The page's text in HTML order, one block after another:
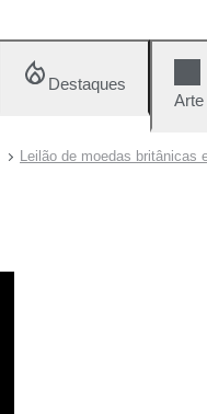
Destaques
Arte
Leilão de moedas britânicas